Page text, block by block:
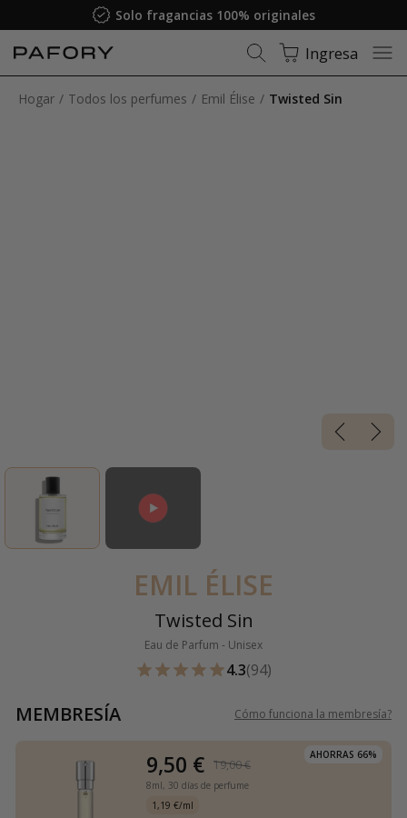
Solo fragancias 100% originales
Ingresa
Hogar Todos los perfumes Emil Élise Twisted Sin
EMIL ÉLISE
Twisted Sin
Eau de Parfum - Unisex
4.3(94)
MEMBRESÍA Cómo funciona la membresía?
AHORRAS 66%
9,50 € 19,00 €
8ml, 30 días de perfume
1,19 €/ml